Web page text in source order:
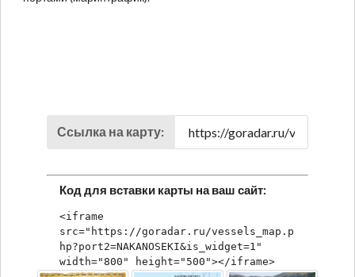
Ссылка на карту:
Код для вставки карты на ваш сайт:
<iframe
src="https://goradar.ru/vessels_map.p
hp?port2=NAKANOSEKI&is_widget=1"
width="800" height="500"></iframe>